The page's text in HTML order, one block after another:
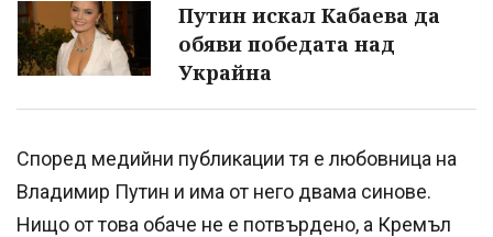
Путин искал Кабаева да
обяви победата над
Украйна
Според медийни публикации тя е любовница на
Владимир Путин и има от него двама синове.
Нищо от това обаче не е потвърдено, а Кремъл